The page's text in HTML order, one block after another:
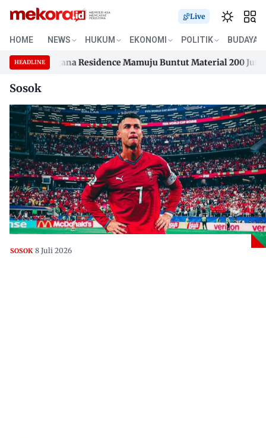
Skip
content
Live
HOME NEWS HUKUM EKONOMI POLITIK BUDAYA
HEADLINE
Samusengana Residence Mamuju Buntut Material 200 Juta
Samusengana Residence Mamuju Buntut Material 200 Juta
Sosok
SOSOK 8 Juli 2026